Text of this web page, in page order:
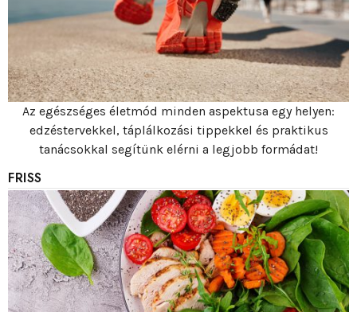
Az egészséges életmód minden aspektusa egy helyen:
edzéstervekkel, táplálkozási tippekkel és praktikus
tanácsokkal segítünk elérni a legjobb formádat!
FRISS